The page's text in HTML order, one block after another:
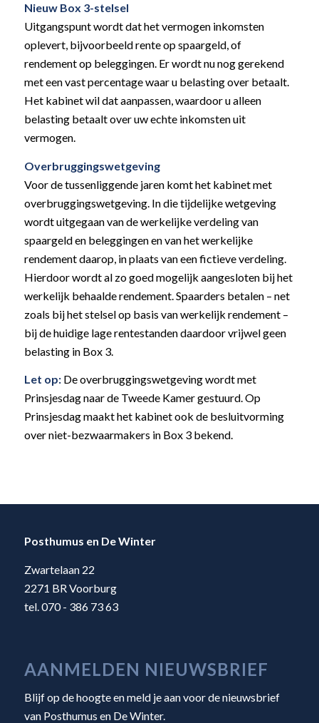
Nieuw Box 3-stelsel
Uitgangspunt wordt dat het vermogen inkomsten
oplevert, bijvoorbeeld rente op spaargeld, of
rendement op beleggingen. Er wordt nu nog gerekend
met een vast percentage waar u belasting over betaalt.
Het kabinet wil dat aanpassen, waardoor u alleen
belasting betaalt over uw echte inkomsten uit
vermogen.
Overbruggingswetgeving
Voor de tussenliggende jaren komt het kabinet met
overbruggingswetgeving. In die tijdelijke wetgeving
wordt uitgegaan van de werkelijke verdeling van
spaargeld en beleggingen en van het werkelijke
rendement daarop, in plaats van een fictieve verdeling.
Hierdoor wordt al zo goed mogelijk aangesloten bij het
werkelijk behaalde rendement. Spaarders betalen – net
zoals bij het stelsel op basis van werkelijk rendement –
bij de huidige lage rentestanden daardoor vrijwel geen
belasting in Box 3.
Let op:De overbruggingswetgeving wordt met
Prinsjesdag naar de Tweede Kamer gestuurd. Op
Prinsjesdag maakt het kabinet ook de besluitvorming
over niet-bezwaarmakers in Box 3 bekend.
Posthumus en De Winter
Zwartelaan 22
2271 BR Voorburg
tel. 070 - 386 73 63
AANMELDEN NIEUWSBRIEF
Blijf op de hoogte en meld je aan voor de nieuwsbrief
van Posthumus en De Winter.